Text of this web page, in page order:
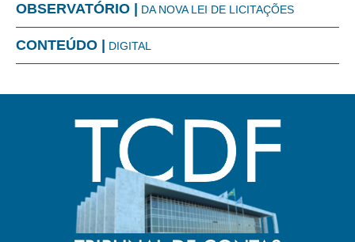
OBSERVATÓRIO | DA NOVA LEI DE LICITAÇÕES
CONTEÚDO | DIGITAL